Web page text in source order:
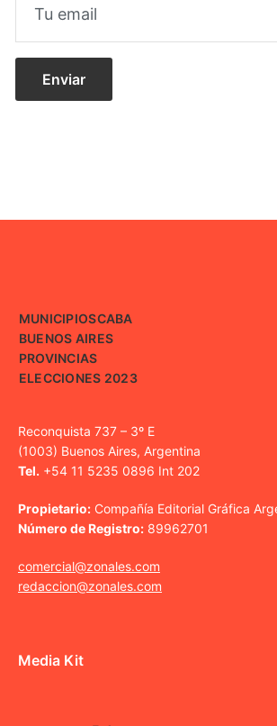
MUNICIPIOSCABA
BUENOS AIRES
PROVINCIAS
ELECCIONES 2023
Reconquista 737 – 3º E
(1003) Buenos Aires, Argentina
Tel. +54 11 5235 0896 Int 202
Propietario: Compañía Editorial Gráfica
Número de Registro: 89962701
comercial@zonales.com
redaccion@zonales.com
Media Kit